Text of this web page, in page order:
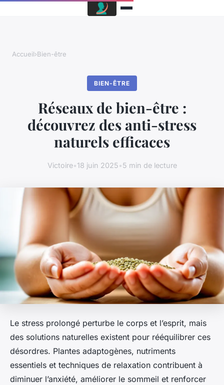
Accueil›Bien-être
BIEN-ÊTRE
Réseaux de bien-être :
découvrez des anti-stress
naturels efficaces
Victoire•18 juin 2025•5 min de lecture
Le stress prolongé perturbe le corps et l’esprit, mais
des solutions naturelles existent pour rééquilibrer ces
désordres. Plantes adaptogènes, nutriments
essentiels et techniques de relaxation contribuent à
diminuer l’anxiété, améliorer le sommeil et renforcer